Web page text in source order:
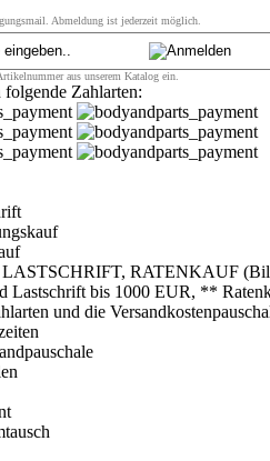
Abmeldung ist jederzeit möglich.
aus unserem Katalog ein.
Zahlarten:
RATENKAUF
Lastschrift bis 1000 EUR, **
und die